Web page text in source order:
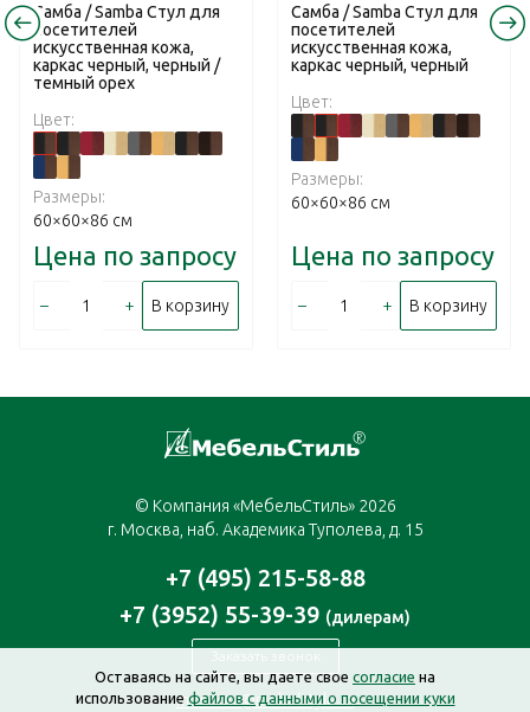
Самба / Samba Стул для
посетителей
искусственная кожа,
каркас черный, черный /
темный орех
Цвет:
Размеры:
60×60×86 см
Цена по запросу
– + В корзину
Самба / Samba Стул для
посетителей
искусственная кожа,
каркас черный, черный
Цвет:
Размеры:
60×60×86 см
Цена по запросу
– + В корзину
© Компания «МебельСтиль» 2026
г. Москва, наб. Академика Туполева, д. 15
+7 (495) 215-58-88
+7 (3952) 55-39-39 (дилерам)
Заказать звонок
moscow@mebelstyle.ru
Оставаясь на сайте, вы даете свое согласие на
использованиефайлов с данными о посещении куки